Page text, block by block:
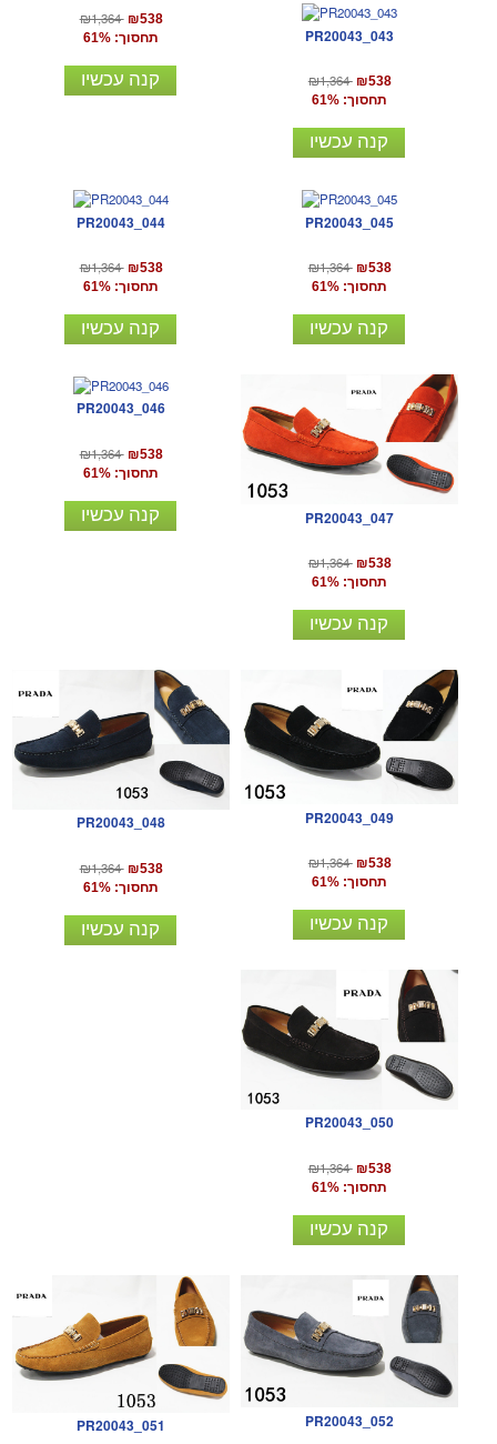
₪1,364 ₪538
תחסוך: 61%
קנה עכשיו
PR20043_043
₪1,364 ₪538
תחסוך: 61%
קנה עכשיו
PR20043_044
₪1,364 ₪538
תחסוך: 61%
קנה עכשיו
PR20043_045
₪1,364 ₪538
תחסוך: 61%
קנה עכשיו
PR20043_046
₪1,364 ₪538
תחסוך: 61%
קנה עכשיו PR20043_047
₪1,364 ₪538
תחסוך: 61%
קנה עכשיו
PR20043_048
₪1,364 ₪538
תחסוך: 61%
קנה עכשיו
PR20043_049
₪1,364 ₪538
תחסוך: 61%
קנה עכשיו
PR20043_050
₪1,364 ₪538
תחסוך: 61%
קנה עכשיו
PR20043_051 PR20043_052